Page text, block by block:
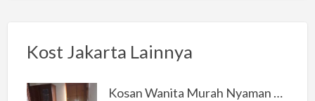
Kost Jakarta Lainnya
Kosan Wanita Murah Nyaman di Jakarta Selatan